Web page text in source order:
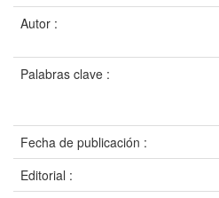
Autor :
Palabras clave :
Fecha de publicación :
Editorial :